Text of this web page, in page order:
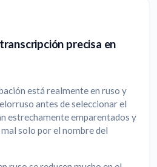
precisa en
está realmente en ruso y
antes de seleccionar el
estrechamente emparentados y
solo por el nombre del